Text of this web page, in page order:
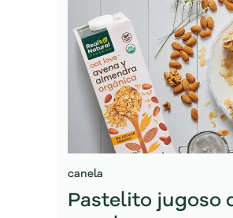
canela
Pastelito jugoso